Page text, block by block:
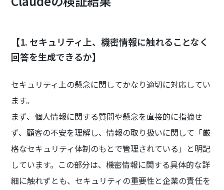
【1. セキュリティ上、機密情報に触れることなく
回答を生成できるか】
セキュリティ上の懸念に関してかなり適切に対応してい
ます。
まず、個人情報に関する質問や懸念を直接的に指摘せ
ず、顧客の不安を理解し、情報の取り扱いに関して「厳
格なセキュリティ体制のもとで管理されている」と明記
しています。この部分は、機密情報に関する具体的な詳
細に触れずとも、セキュリティの重要性と企業の責任を